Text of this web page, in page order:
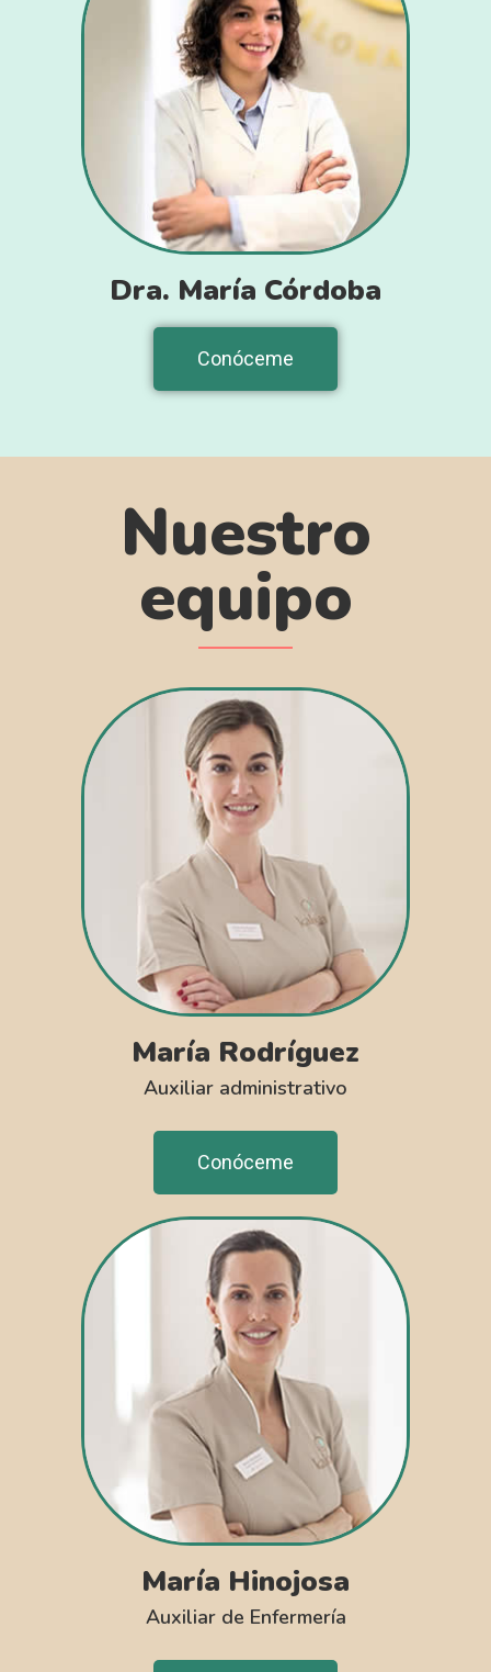
Dra. María Córdoba
Conóceme
Nuestro
equipo
María Rodríguez
Auxiliar administrativo
Conóceme
María Hinojosa
Auxiliar de Enfermería